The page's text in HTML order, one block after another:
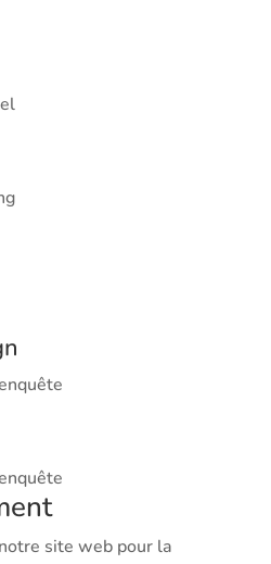
site web pour la